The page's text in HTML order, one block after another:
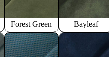
Forest Green Bayleaf